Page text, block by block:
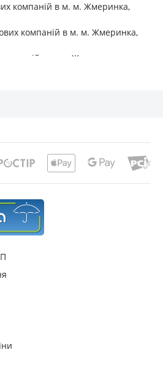
компаній в м. м. Жмеринка,
компаній в м. м. Жмеринка,
компаній в м. м. Жмеринка,